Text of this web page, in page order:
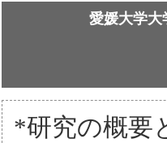
愛媛大学大
*研究の概要